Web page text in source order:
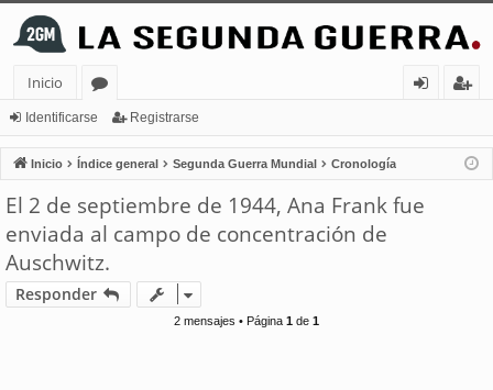
Inicio
or
os
nt
ifi
ca
ist
ra
Identificarse Registrarse
Inicio Índice general Segunda Guerra Mundial Cronología
El 2 de septiembre de 1944, Ana Frank fue
enviada al campo de concentración de
Auschwitz.
Responder
2 mensajes • Página 1 de 1